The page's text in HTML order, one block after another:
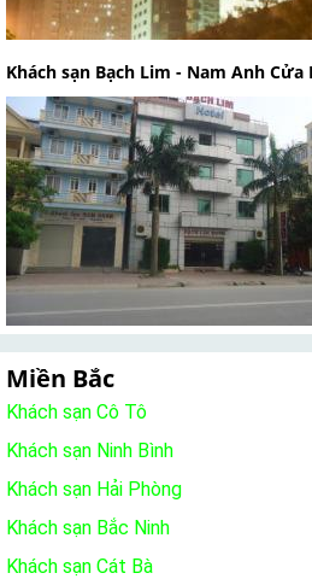
Khách sạn Bạch Lim - Nam Anh Cửa
Miền Bắc
Khách sạn Cô Tô
Khách sạn Ninh Bình
Khách sạn Hải Phòng
Khách sạn Bắc Ninh
Khách sạn Cát Bà